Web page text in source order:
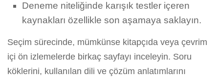
Deneme niteliğinde karışık testler içeren
kaynakları özellikle son aşamaya saklayın.
Seçim sürecinde, mümkünse kitapçıda veya çevrim
içi ön izlemelerde birkaç sayfayı inceleyin. Soru
köklerini, kullanılan dili ve çözüm anlatımlarını